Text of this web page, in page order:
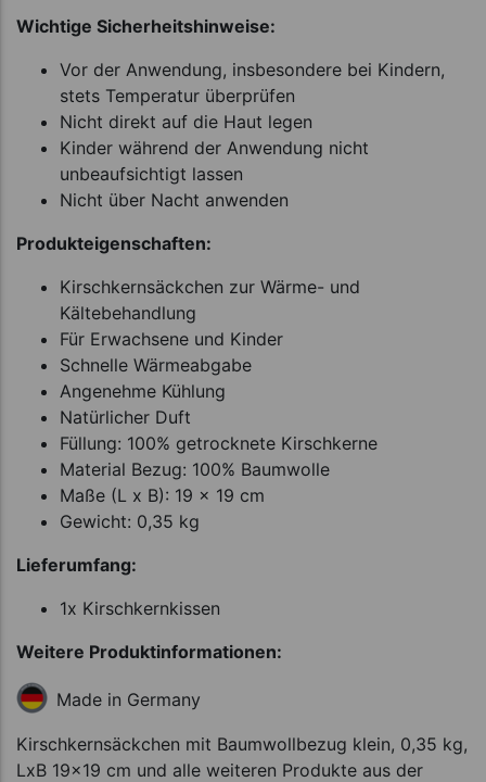
Wichtige Sicherheitshinweise:
Vor der Anwendung, insbesondere bei Kindern,
stets Temperatur überprüfen
Nicht direkt auf die Haut legen
Kinder während der Anwendung nicht
unbeaufsichtigt lassen
Nicht über Nacht anwenden
Produkteigenschaften:
Kirschkernsäckchen zur Wärme- und
Kältebehandlung
Für Erwachsene und Kinder
Schnelle Wärmeabgabe
Angenehme Kühlung
Natürlicher Duft
Füllung: 100% getrocknete Kirschkerne
Material Bezug: 100% Baumwolle
Maße (L x B): 19 x 19 cm
Gewicht: 0,35 kg
Lieferumfang:
1x Kirschkernkissen
Weitere Produktinformationen:
Made in Germany
Kirschkernsäckchen mit Baumwollbezug klein, 0,35 kg,
LxB 19x19 cm und alle weiteren Produkte aus der